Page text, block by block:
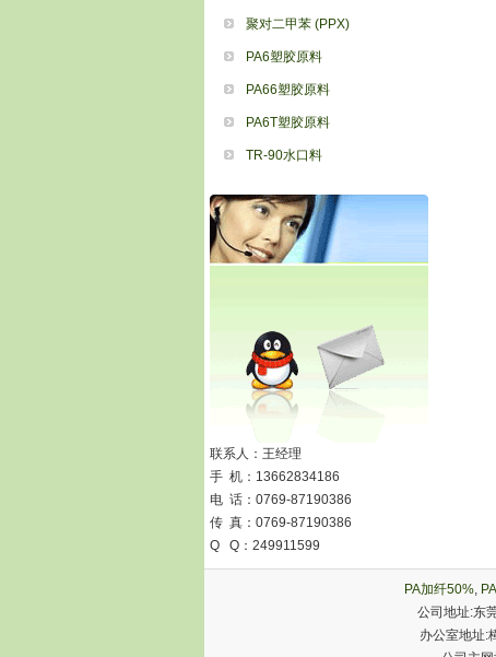
聚对二甲苯 (PPX)
PA6塑胶原料
PA66塑胶原料
PA6T塑胶原料
TR-90水口料
联系人：王经理
手 机：13662834186
电 话：0769-87190386
传 真：0769-87190386
Q Q：249911599
PA加纤50%,
公司地址:东
办公室地址: